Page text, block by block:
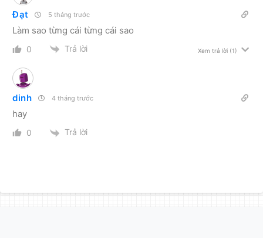
Đạt 5 tháng trước
Làm sao từng cái từng cái sao
0 Trả lời Xem trả lời (1)
dinh 4 tháng trước
hay
0 Trả lời